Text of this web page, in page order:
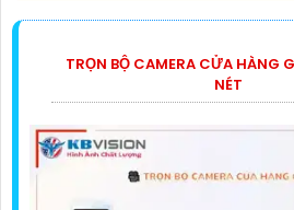
TRỌN BỘ CAMERA CỬA HÀNG
NÉT